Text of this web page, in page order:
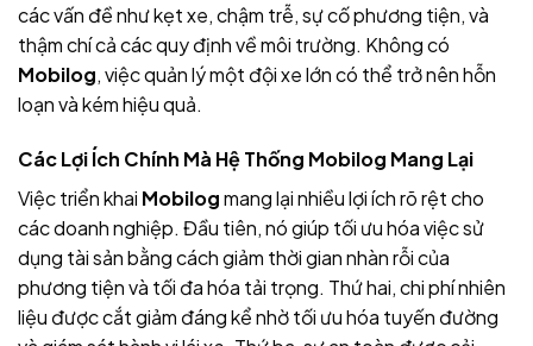
các vấn đề như kẹt xe, chậm trễ, sự cố phương tiện, và
thậm chí cả các quy định về môi trường. Không có
Mobilog, việc quản lý một đội xe lớn có thể trở nên hỗn
loạn và kém hiệu quả.
Các Lợi Ích Chính Mà Hệ Thống Mobilog Mang Lại
Việc triển khai Mobilogmang lại nhiều lợi ích rõ rệt cho
các doanh nghiệp. Đầu tiên, nó giúp tối ưu hóa việc sử
dụng tài sản bằng cách giảm thời gian nhàn rỗi của
phương tiện và tối đa hóa tải trọng. Thứ hai, chi phí nhiên
liệu được cắt giảm đáng kể nhờ tối ưu hóa tuyến đường